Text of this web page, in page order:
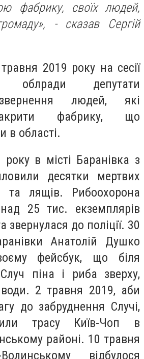
фабрику, своїх людей,
», - сказав Сергій
2019 року на сесії
облради депутати
людей, які
фабрику, що
в області.
в місті Баранівка з
десятки мертвих
та лящів. Рибоохорона
25 тис. екземплярів
звернулася до поліції. 30
Анатолій Душко
фейсбук, що біля
піна і риба зверху,
води. 2 травня 2019, аби
до забруднення Случі,
трасу Київ-Чоп в
районі. 10 травня
відбулося